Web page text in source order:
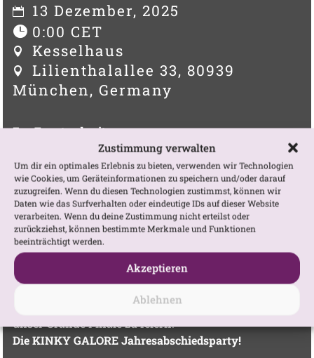
Zustimmung verwalten
Um dir ein optimales Erlebnis zu bieten, verwenden wir Technologien
wie Cookies, um Geräteinformationen zu speichern und/oder darauf
zuzugreifen. Wenn du diesen Technologien zustimmst, können wir
Daten wie das Surfverhalten oder eindeutige IDs auf dieser Website
verarbeiten. Wenn du deine Zustimmung nicht erteilst oder
zurückziehst, können bestimmte Merkmale und Funktionen
beeinträchtigt werden.
Akzeptieren
Ablehnen
13 Dezember, 2025
0:00 CET
Kesselhaus
Lilienthalallee 33, 80939
München, Germany
Zur Eventwebseite:
https://kinkygalore.net/event/muenchen-
8
GOOGLE KARTE ANZEIGEN
Aaaaalleee Jahre wiiiieedeeer…
kommen wir zu euch nach München, um
unser Grande Finale zu feiern:
Die KINKY GALORE Jahresabschiedsparty!